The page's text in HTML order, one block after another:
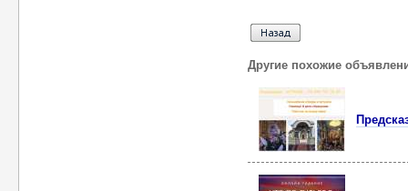
Другие похожие